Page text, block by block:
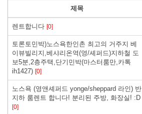
제목
렌트합니다 [0]
토론토민박)노스욕한인촌 최고의 거주지 베
이뷰빌리지,베샤리온역(영/셰퍼드)지하철 도
보5분,2층주택,단기민박(마스터룸만,카톡
ih1427) [0]
노스욕 (영앤셰퍼드 yonge/sheppard 라인) 반
지하 룸렌트 합니다! 분리된 주방, 화장실! :D
[0]